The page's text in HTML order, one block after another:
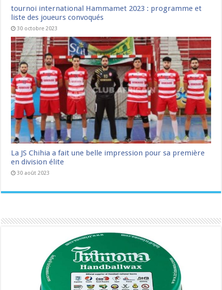
tournoi international Hammamet 2023 : programme et
liste des joueurs convoqués
30 octobre 2023
La JS Chihia a fait une belle impression pour sa première
en division élite
30 août 2023